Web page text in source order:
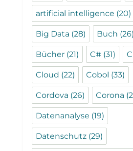
artificial intelligence (20)
Big Data (28) Buch (26)
Bücher (21) C# (31)
Cloud (22) Cobol (33)
Cordova (26) Corona
Datenanalyse (19)
Datenschutz (29)